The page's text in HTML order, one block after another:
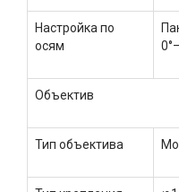
Настройка по
осям
Объектив
Тип объектива